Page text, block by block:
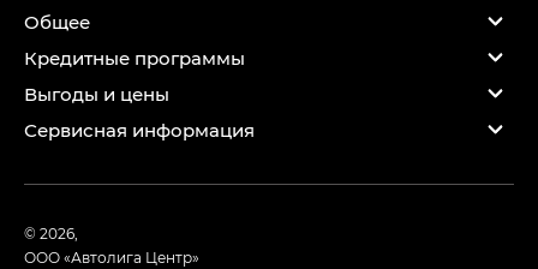
Общее
Кредитные программы
Выгоды и цены
Сервисная информация
© 2026,
ООО «Автолига Центр»